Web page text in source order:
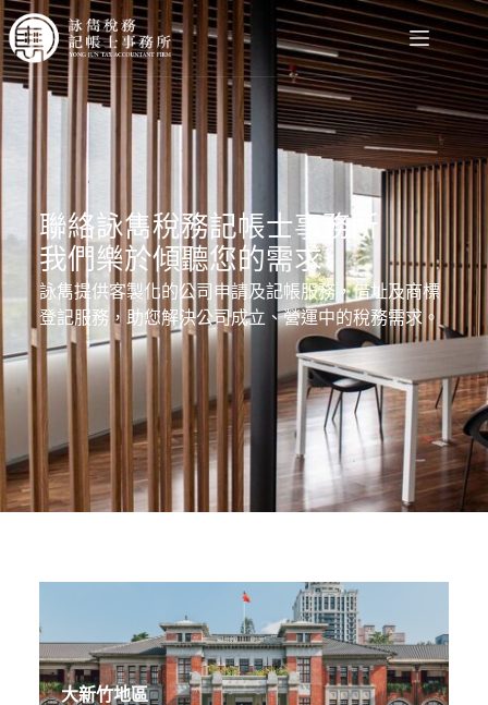
聯絡詠雋稅務記帳士事務所
我們樂於傾聽您的需求
詠雋提供客製化的公司申請及記帳服務，借址及商標
登記服務，助您解決公司成立、營運中的稅務需求。
大新竹地區